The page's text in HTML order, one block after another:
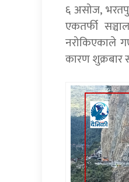
६ असोज,
एकतर्फी
नरोकिएकाले
कारण शुक्रबार